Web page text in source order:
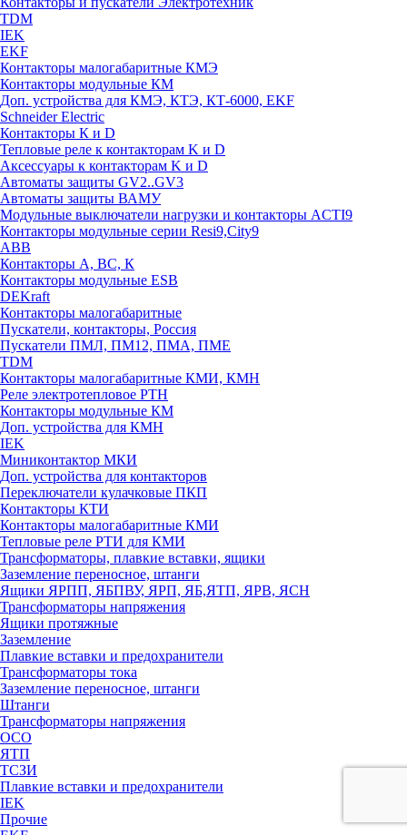
TDM
IEK
EKF
Контакторы малогабаритные КМЭ
Контакторы модульные КМ
Доп. устройства для КМЭ, КТЭ, КТ-6000, EKF
Schneider Electric
Контакторы К и D
Тепловые реле к контакторам K и D
Аксессуары к контакторам K и D
Автоматы защиты GV2..GV3
Автоматы защиты ВАМУ
Модульные выключатели нагрузки и контакторы ACTI9
Контакторы модульные серии Resi9,City9
ABB
Контакторы А, ВС, К
Контакторы модульные ESB
DEKraft
Контакторы малогабаритные
Пускатели, контакторы, Россия
Пускатели ПМЛ, ПМ12, ПМА, ПМЕ
TDM
Контакторы малогабаритные КМИ, КМН
Реле электротепловое РТН
Контакторы модульные КМ
Доп. устройства для КМН
IEK
Миниконтактор МКИ
Доп. устройства для контакторов
Переключатели кулачковые ПКП
Контакторы КТИ
Контакторы малогабаритные КМИ
Тепловые реле РTИ для КМИ
Трансформаторы, плавкие вставки, ящики
Заземление переносное, штанги
Ящики ЯРПП, ЯБПВУ, ЯРП, ЯБ,ЯТП, ЯРВ, ЯСН
Трансформаторы напряжения
Ящики протяжные
Заземление
Плавкие вставки и предохранители
Трансформаторы тока
Заземление переносное, штанги
Штанги
Трансформаторы напряжения
ОСО
ЯТП
ТСЗИ
Плавкие вставки и предохранители
IEK
Прочие